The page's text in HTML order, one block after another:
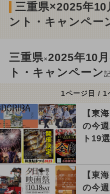
三重県×2025年
ント・キャンペー
三重県×2025年10
ト・キャンペーン
1ページ目 / 1
【東
の今
ト19選
【東
の今